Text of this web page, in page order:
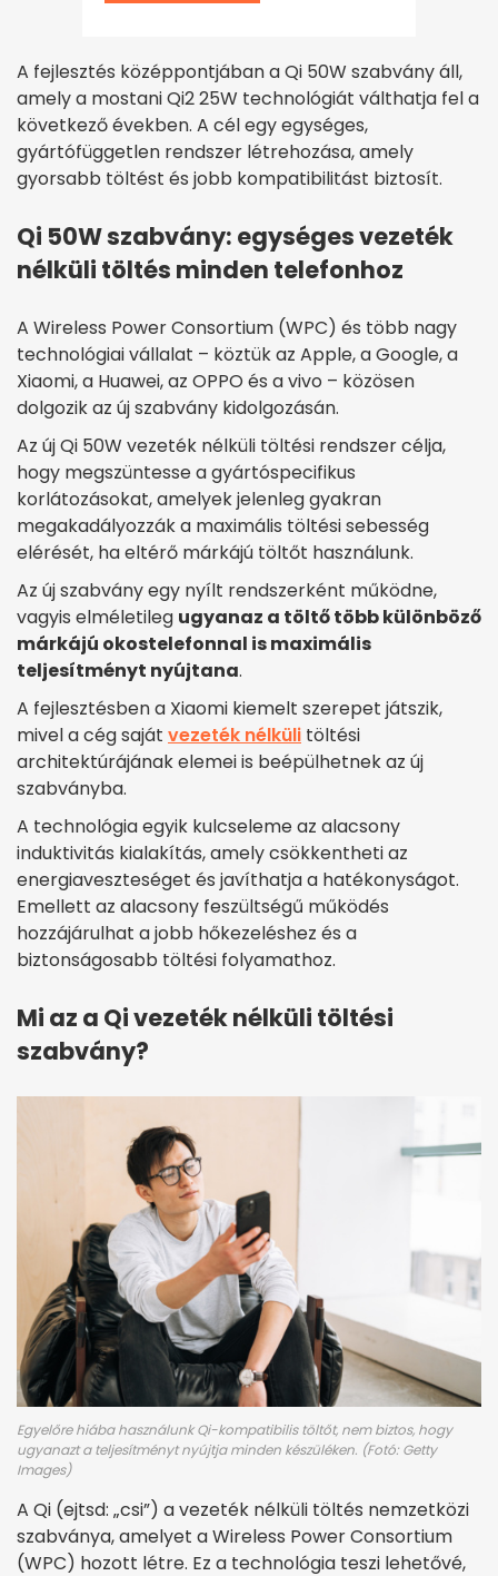
A fejlesztés középpontjában a Qi 50W szabvány áll,
amely a mostani Qi2 25W technológiát válthatja fel a
következő években. A cél egy egységes,
gyártófüggetlen rendszer létrehozása, amely
gyorsabb töltést és jobb kompatibilitást biztosít.
Qi 50W szabvány: egységes vezeték
nélküli töltés minden telefonhoz
A Wireless Power Consortium (WPC) és több nagy
technológiai vállalat – köztük az Apple, a Google, a
Xiaomi, a Huawei, az OPPO és a vivo – közösen
dolgozik az új szabvány kidolgozásán.
Az új Qi 50W vezeték nélküli töltési rendszer célja,
hogy megszüntesse a gyártóspecifikus
korlátozásokat, amelyek jelenleg gyakran
megakadályozzák a maximális töltési sebesség
elérését, ha eltérő márkájú töltőt használunk.
Az új szabvány egy nyílt rendszerként működne,
vagyis elméletileg ugyanaz a töltő több különböző
márkájú okostelefonnal is maximális
teljesítményt nyújtana.
A fejlesztésben a Xiaomi kiemelt szerepet játszik,
mivel a cég saját vezeték nélküli töltési
architektúrájának elemei is beépülhetnek az új
szabványba.
A technológia egyik kulcseleme az alacsony
induktivitás kialakítás, amely csökkentheti az
energiaveszteséget és javíthatja a hatékonyságot.
Emellett az alacsony feszültségű működés
hozzájárulhat a jobb hőkezeléshez és a
biztonságosabb töltési folyamathoz.
Mi az a Qi vezeték nélküli töltési
szabvány?
Egyelőre hiába használunk Qi-kompatibilis töltőt, nem biztos, hogy
ugyanazt a teljesítményt nyújtja minden készüléken. (Fotó: Getty
Images)
A Qi (ejtsd: „csi”) a vezeték nélküli töltés nemzetközi
szabványa, amelyet a Wireless Power Consortium
(WPC) hozott létre. Ez a technológia teszi lehetővé,